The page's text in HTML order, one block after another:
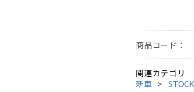
商品コード：
関連カテゴリ
新車
STOCK